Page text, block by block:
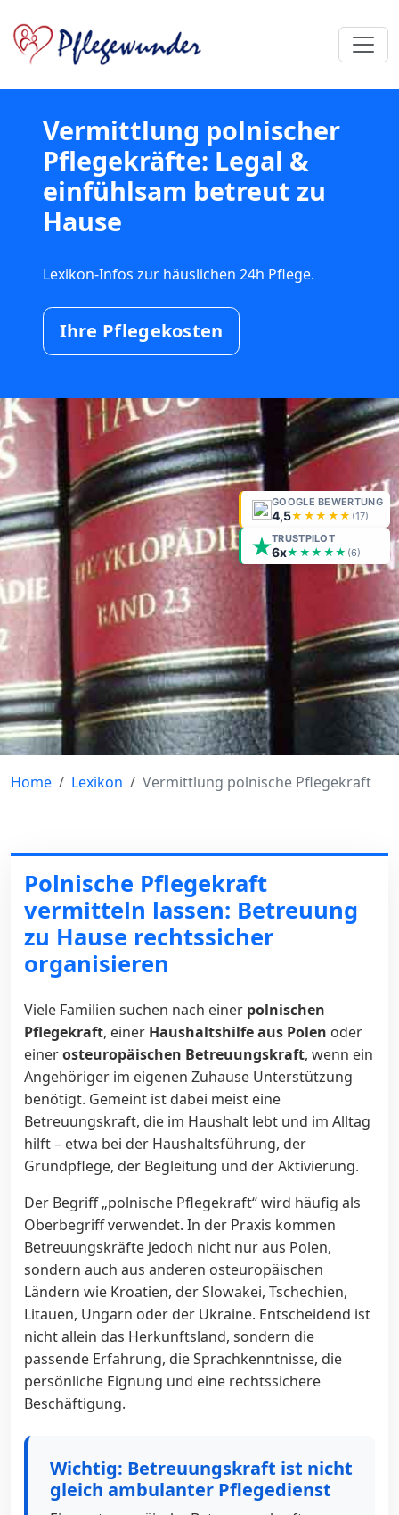
GOOGLE BEWERTUNG
4,5★★★★★ (17)
TRUSTPILOT
6x★★★★★ (6)
Vermittlung polnischer
Pflegekräfte: Legal &
einfühlsam betreut zu
Hause
Lexikon-Infos zur häuslichen 24h Pflege.
Ihre Pflegekosten
Home Lexikon Vermittlung polnische Pflegekraft
Polnische Pflegekraft
vermitteln lassen: Betreuung
zu Hause rechtssicher
organisieren
Viele Familien suchen nach einer polnischen
Pflegekraft, einer Haushaltshilfe aus Polen oder
einerosteuropäischen Betreuungskraft, wenn ein
Angehöriger im eigenen Zuhause Unterstützung
benötigt. Gemeint ist dabei meist eine
Betreuungskraft, die im Haushalt lebt und im Alltag
hilft – etwa bei der Haushaltsführung, der
Grundpflege, der Begleitung und der Aktivierung.
Der Begriff „polnische Pflegekraft“ wird häufig als
Oberbegriff verwendet. In der Praxis kommen
Betreuungskräfte jedoch nicht nur aus Polen,
sondern auch aus anderen osteuropäischen
Ländern wie Kroatien, der Slowakei, Tschechien,
Litauen, Ungarn oder der Ukraine. Entscheidend ist
nicht allein das Herkunftsland, sondern die
passende Erfahrung, die Sprachkenntnisse, die
persönliche Eignung und eine rechtssichere
Beschäftigung.
Wichtig: Betreuungskraft ist nicht
gleich ambulanter Pflegedienst